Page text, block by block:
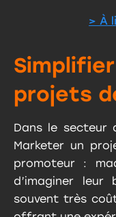
> À
projets
Dans le secteur
Marketer un
promoteur :
d’imaginer leur
souvent très